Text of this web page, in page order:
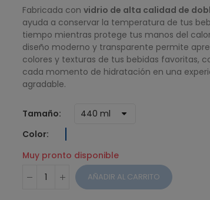
Fabricada con vidrio de alta calidad de
ayuda a conservar la temperatura de tus
tiempo mientras protege tus manos del
diseño moderno y transparente permite
colores y texturas de tus bebidas favoritas,
cada momento de hidratación en una
agradable.
Tamaño
Color
Muy pronto disponible
AÑADIR AL CARRITO
$ 37,42